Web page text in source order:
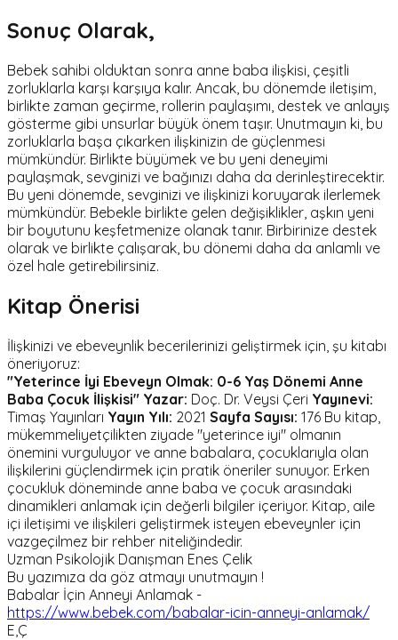
Sonuç Olarak,
Bebek sahibi olduktan sonra anne baba ilişkisi, çeşitli
zorluklarla karşı karşıya kalır. Ancak, bu dönemde iletişim,
birlikte zaman geçirme, rollerin paylaşımı, destek ve anlayış
gösterme gibi unsurlar büyük önem taşır. Unutmayın ki, bu
zorluklarla başa çıkarken ilişkinizin de güçlenmesi
mümkündür. Birlikte büyümek ve bu yeni deneyimi
paylaşmak, sevginizi ve bağınızı daha da derinleştirecektir.
Bu yeni dönemde, sevginizi ve ilişkinizi koruyarak ilerlemek
mümkündür. Bebekle birlikte gelen değişiklikler, aşkın yeni
bir boyutunu keşfetmenize olanak tanır. Birbirinize destek
olarak ve birlikte çalışarak, bu dönemi daha da anlamlı ve
özel hale getirebilirsiniz.
Kitap Önerisi
İlişkinizi ve ebeveynlik becerilerinizi geliştirmek için, şu kitabı
öneriyoruz:
"Yeterince İyi Ebeveyn Olmak: 0-6 Yaş Dönemi Anne
Baba Çocuk İlişkisi" Yazar: Doç. Dr. Veysi Çeri Yayınevi:
Timaş Yayınları Yayın Yılı: 2021 Sayfa Sayısı: 176 Bu kitap,
mükemmeliyetçilikten ziyade "yeterince iyi" olmanın
önemini vurguluyor ve anne babalara, çocuklarıyla olan
ilişkilerini güçlendirmek için pratik öneriler sunuyor. Erken
çocukluk döneminde anne baba ve çocuk arasındaki
dinamikleri anlamak için değerli bilgiler içeriyor. Kitap, aile
içi iletişimi ve ilişkileri geliştirmek isteyen ebeveynler için
vazgeçilmez bir rehber niteliğindedir.
Uzman Psikolojik Danışman Enes Çelik
Bu yazımıza da göz atmayı unutmayın !
Babalar İçin Anneyi Anlamak -
https://www.bebek.com/babalar-icin-anneyi-anlamak/
E,Ç